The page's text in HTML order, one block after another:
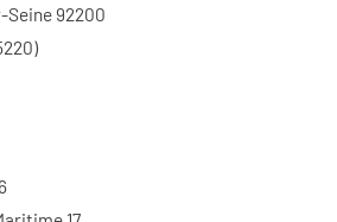
Seine 92200